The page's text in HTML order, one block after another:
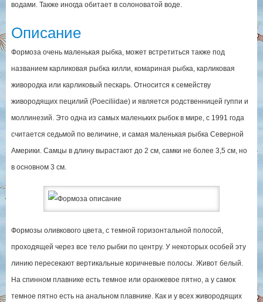
водами. Также иногда обитает в солоноватой воде.
Описание
Формоза очень маленькая рыбка, может встретиться также под
названием карликовая рыбка килли, комариная рыбка, карликовая
живородка или карликовый пескарь. Относится к семейству
живородящих пецилий (Poeciliidae) и является родственницей гуппи и
моллинезий. Это одна из самых маленьких рыбок в мире, с 1991 года
считается седьмой по величине, и самая маленькая рыбка Северной
Америки. Самцы в длину вырастают до 2 см, самки не более 3,5 см, но
в основном 3 см.
Формозы оливкового цвета, с темной горизонтальной полосой,
проходящей через все тело рыбки по центру. У некоторых особей эту
линию пересекают вертикальные коричневые полосы. Живот белый.
На спинном плавнике есть темное или оранжевое пятно, а у самок
темное пятно есть на анальном плавнике. Как и у всех живородящих